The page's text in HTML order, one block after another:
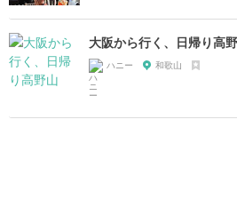
大阪から行く、日帰り高
ハニー 和歌山